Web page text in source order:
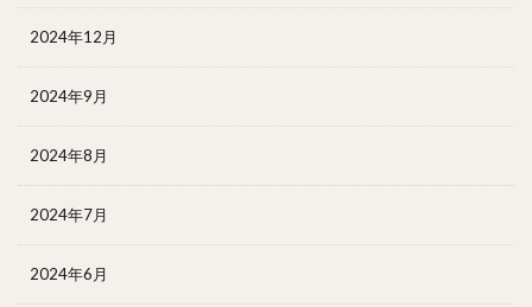
2024年12月
2024年9月
2024年8月
2024年7月
2024年6月